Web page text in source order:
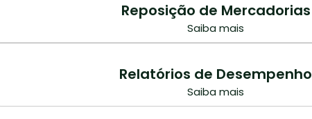
Reposição de Mercadorias
Saiba mais
Relatórios de Desempenho
Saiba mais